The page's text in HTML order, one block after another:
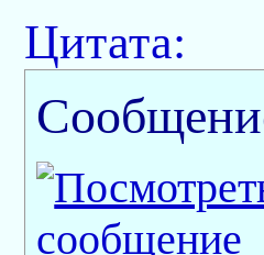
Цитата: